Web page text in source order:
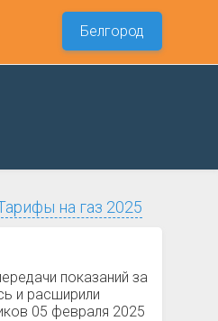
Белгород
на газ 2025
показаний за
и расширили
05 февраля 2025